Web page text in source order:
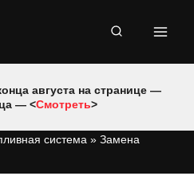
августа на странице —
— <Смотреть>
система » Замена